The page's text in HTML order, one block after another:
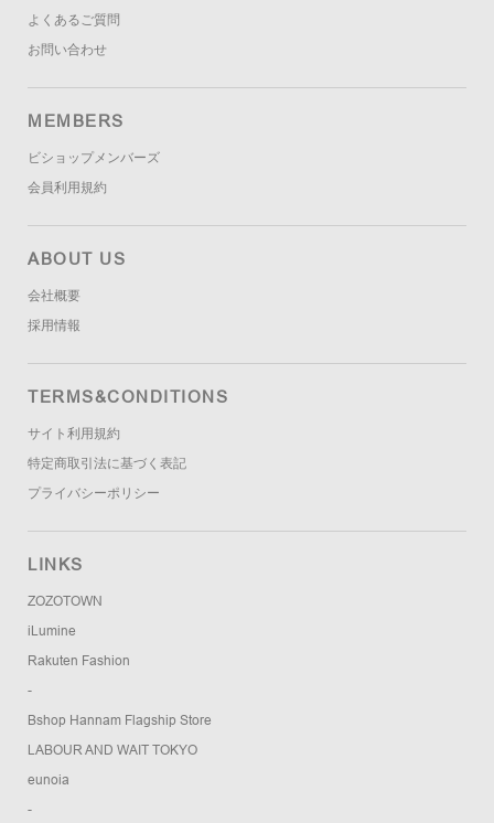
よくあるご質問
お問い合わせ
MEMBERS
ビショップメンバーズ
会員利用規約
ABOUT US
会社概要
採用情報
TERMS&CONDITIONS
サイト利用規約
特定商取引法に基づく表記
プライバシーポリシー
LINKS
ZOZOTOWN
iLumine
Rakuten Fashion
-
Bshop Hannam Flagship Store
LABOUR AND WAIT TOKYO
eunoia
-